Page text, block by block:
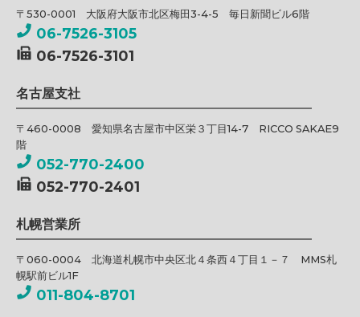
〒530-0001 大阪府大阪市北区梅田3-4-5 毎日新聞ビル6階
06-7526-3105
06-7526-3101
名古屋支社
〒460-0008 愛知県名古屋市中区栄３丁目14-7 RICCO SAKAE9
階
052-770-2400
052-770-2401
札幌営業所
〒060-0004 北海道札幌市中央区北４条西４丁目１－７ MMS札
幌駅前ビル1F
011-804-8701